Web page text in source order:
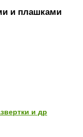
и плашками
и др